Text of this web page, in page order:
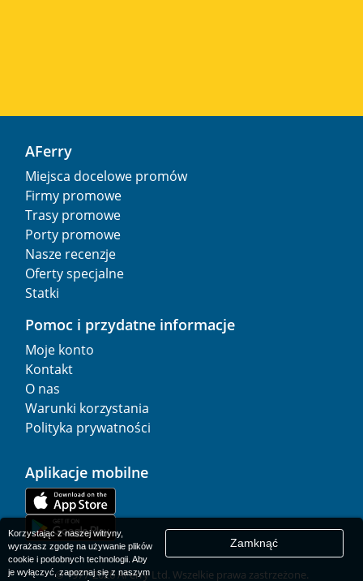
AFerry
Miejsca docelowe promów
Firmy promowe
Trasy promowe
Porty promowe
Nasze recenzje
Oferty specjalne
Statki
Pomoc i przydatne informacje
Moje konto
Kontakt
O nas
Warunki korzystania
Polityka prywatności
Aplikacje mobilne
© 1977-2026AFerry Ltd. Wszelkie prawa zastrzeżone.
Korzystając z naszej witryny,
wyrażasz zgodę na używanie plików
cookie i podobnych technologii. Aby
je wyłączyć, zapoznaj się z naszym
Zamknąć